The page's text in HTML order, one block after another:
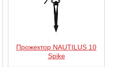
Прожектор NAUTILUS 10
Spike